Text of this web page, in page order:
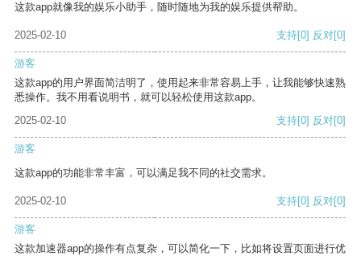
这款app就像我的娱乐小助手，随时随地为我的娱乐提供帮助。
2025-02-10 支持[0] 反对[0]
游客
这款app的用户界面简洁明了，使用起来非常容易上手，让我能够快速熟
悉操作。我不用看说明书，就可以轻松使用这款app。
2025-02-10
支持[0] 反对[0]
游客
这款app的功能非常丰富，可以满足我不同的社交需求。
2025-02-10 支持[0] 反对[0]
游客
这款加速器app的操作有点复杂，可以简化一下，比如将设置页面进行优